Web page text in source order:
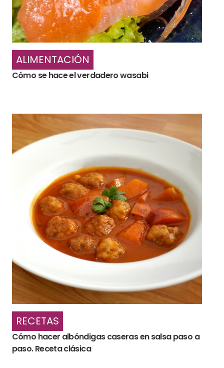
ALIMENTACIÓN
Cómo se hace el verdadero wasabi
RECETAS
Cómo hacer albóndigas caseras en salsa paso a
paso. Receta clásica